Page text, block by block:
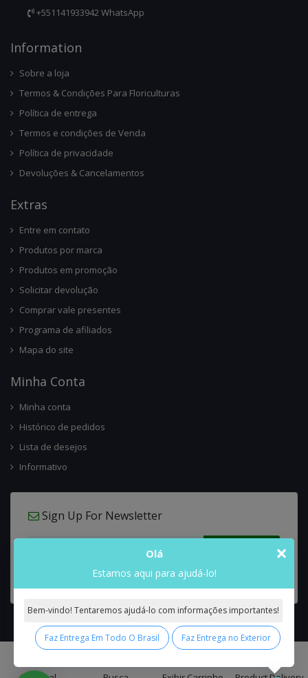
+551141933942 WhatsApp
InforMation
Sobre a loja
Termos & Condições Para Floriculturas
Política de entrega
Termos e condições de Venda
Política de privacidade
Devoluções & Cancelamentos
ExtRas
Entre em contato
Produtos por marca
Produtos em promoção
Solicitar devolução
Comprar vale presentes
Programa de afiliados
Mapa do site
Minha Conta
Minha conta
Histórico de pedidos
Lista de desejos
Informativo
Sign Up For Newsletter
Interflora Brasil Intercambio Floral Nacional e Internacional© 2026 All
×
Olá
Estamos aqui para ajudá-lo!
Bem-vindo! Tentaremos ajudá-lo com informações importantes!
Faz Entrega Em Todo O Brasil Faz Entrega no Exterior